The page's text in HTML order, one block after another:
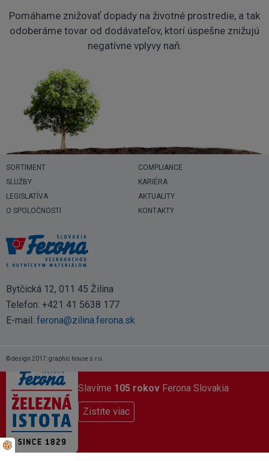
Pomáhame znižovať dopady na životné prostredie, a tak
odoberáme tovar od dodávateľov, ktorí úspešne znižujú
negatívne vplyvy naň.
SORTIMENT
SLUŽBY
LEGISLATÍVA
O SPOLOČNOSTI
COMPLIANCE
KARIÉRA
AKTUALITY
KONTAKTY
Bytčická 12, 011 45 Žilina
Telefon: +421 41 5638 177
E-mail: ferona@zilina.ferona.sk
© design 2017: graphic house s.r.o.
Slavíme 105 rokov Ferona Slovakia
Zistite viac